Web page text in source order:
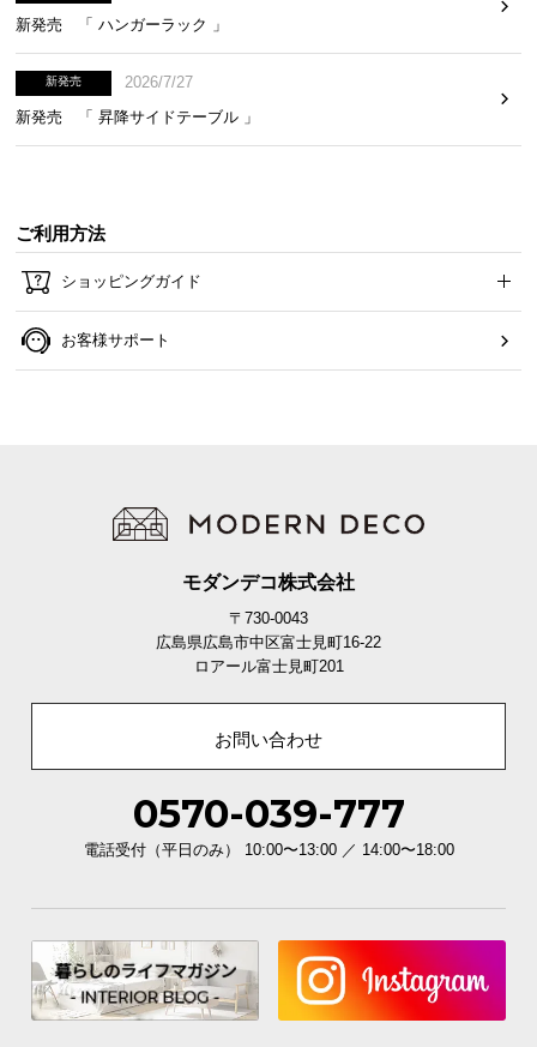
充実のアフターサービス
商品のお届けから、ご購入後のアフターサービスま
で、トータルでご満足頂けるように努めています。
機能の損壊・部品の紛失など予期せぬトラブルに
も無償で対応。ご購入1年以内に不具合が発生した
場合、新しくご交換させて頂きます。
新発売 「 ハンガーラック 」
新発売
2026/7/27
新発売 「 昇降サイドテーブル 」
ご利用方法
ショッピングガイド
お客様サポート
モダンデコ株式会社
〒730-0043
広島県広島市中区富士見町16-22
ロアール富士見町201
お問い合わせ
0570-039-777
電話受付（平日のみ） 10:00〜13:00 ／ 14:00〜18:00